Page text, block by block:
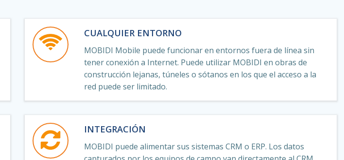
CUALQUIER ENTORNO
MOBIDI Mobile puede funcionar en entornos fuera de línea sin
tener conexión a Internet. Puede utilizar MOBIDI en obras de
construcción lejanas, túneles o sótanos en los que el acceso a la
red puede ser limitado.
INTEGRACIÓN
MOBIDI puede alimentar sus sistemas CRM o ERP. Los datos